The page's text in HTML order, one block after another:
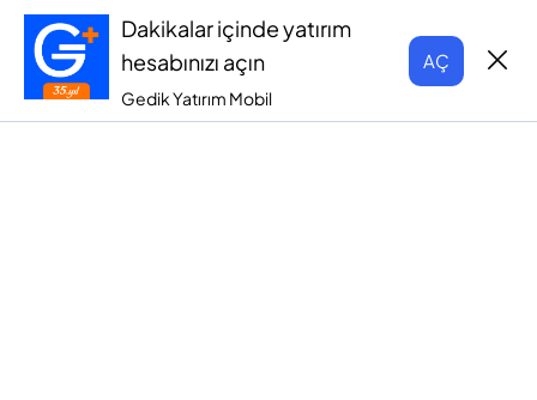
Dakikalar içinde yatırım
hesabınızı açın
Gedik Yatırım Mobil
AÇ